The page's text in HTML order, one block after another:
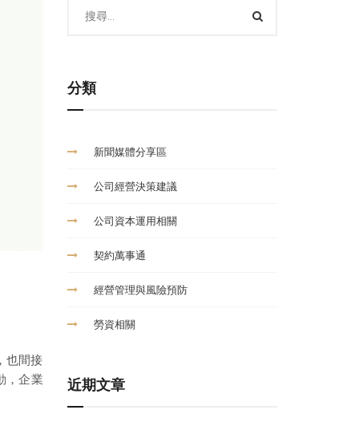
也間接
，企業
分類
新聞媒體分享區
公司經營決策建議
公司資本運用相關
契約萬事通
經營管理與風險預防
勞資相關
近期文章